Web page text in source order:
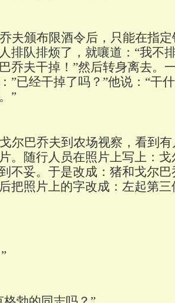
夫颁布限酒令后，只能在指
排队排烦了，就嚷道：“我不
乔夫干掉！”然后转身离去。
”已经干掉了吗？”他说：“干
”
尔巴乔夫到农场视察，看到
。随行人员在照片上写上：
不妥。于是改成：猪和戈尔
把照片上的字改成：左起第